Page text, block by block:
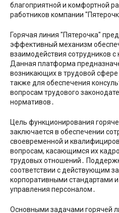
благоприятной и комфортной
работников компании
Горячая линия ″Пятерочка″
эффективный механизм
взаимодействия сотрудников
Данная платформа
возникающих в трудовой
также для обеспечения
вопросам трудового
нормативов․
Цель функционирования
заключается в обеспечении
своевременной и
вопросам, касающимся их
трудовых отношений․
соответствии с действующим
корпоративными стандартами
управления персоналом․
Основными задачами горячей